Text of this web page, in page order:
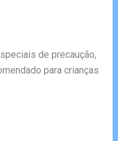
de precaução,
para crianças